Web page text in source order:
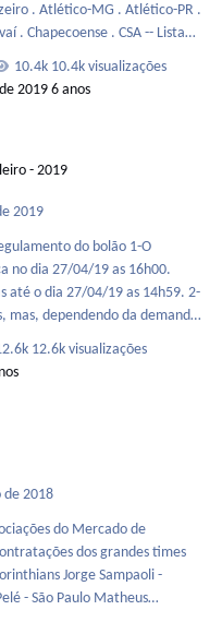
10.4k visualizações
20196 anos
- 2019
2019
no dia 27/04/19 as 16h00.
o dia 27/04/19 as 14h59. 2-
mas, dependendo da demanda
para incluir mais se for o
12.6k visualizações
de 2018
do Mercado de